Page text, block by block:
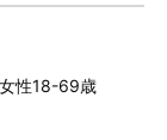
性18-69歳